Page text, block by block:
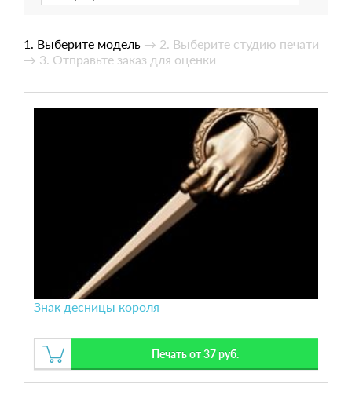
1. Выберите модель → 2. Выберите студию печати
→ 3. Отправьте заказ для оценки
Знак десницы короля
Печать от 37 руб.